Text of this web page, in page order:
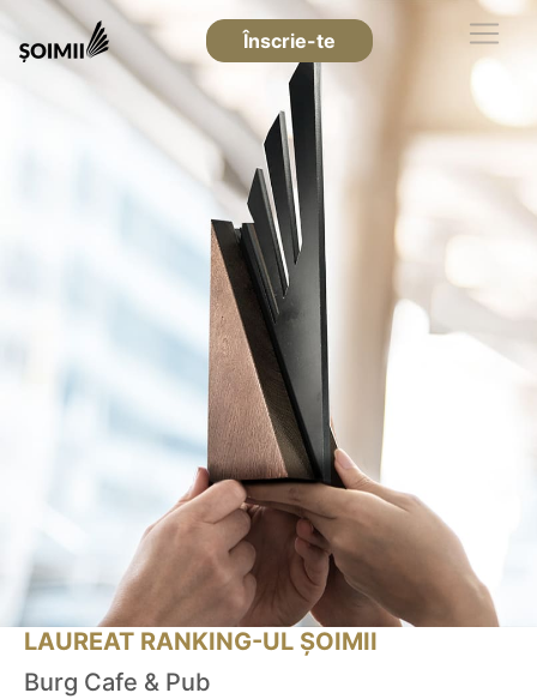
Înscrie-te
LAUREAT RANKING-UL ȘOIMII
Burg Cafe & Pub